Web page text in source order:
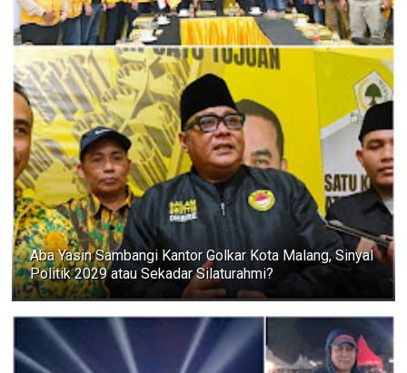
Aba Yasin Sambangi Kantor Golkar Kota Malang, Sinyal
Politik 2029 atau Sekadar Silaturahmi?